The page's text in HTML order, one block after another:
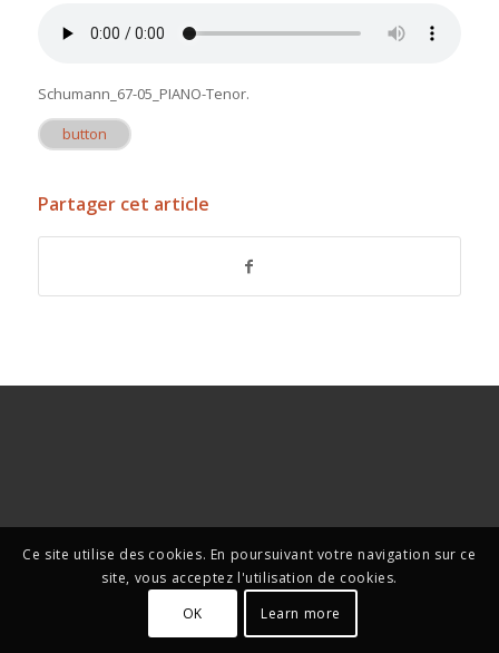
Schumann_67-05_PIANO-Tenor.
button
Partager cet article
Ce site utilise des cookies. En poursuivant votre navigation sur ce
site, vous acceptez l'utilisation de cookies.
OK
Learn more